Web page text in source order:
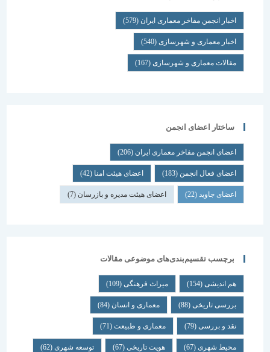
اخبار انجمن مفاخر معماری ایران (579)
اخبار معماری و شهرسازی(540)
مقالات معماری و شهرسازی(167)
ساختار اعضای انجمن
اعضای انجمن مفاخر معماری ایران (206)
اعضای فعال انجمن(183) اعضای هیئت امنا(42)
اعضای جاوید(22) اعضای هیئت مدیره و بازرسان(7)
برچسب تقسیم‌بندی‌های موضوعی مقالات
هم اندیشی (154) میراث فرهنگی (109)
بررسی تاریخی (88) معماری و انسان (84)
نقد و بررسی (79) معماری و طبیعت (71)
محیط شهری(67) هویت تاریخی(67) توسعه شهری(62)